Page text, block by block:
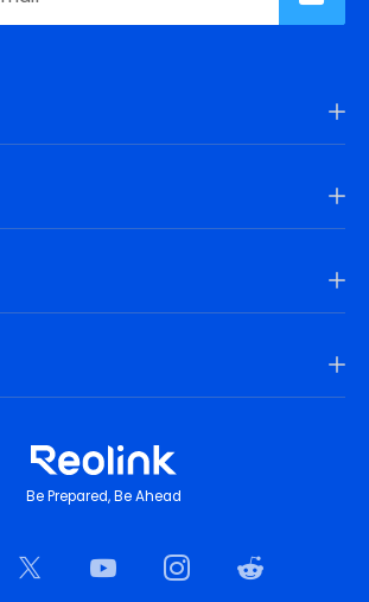
Be Prepared, Be Ahead